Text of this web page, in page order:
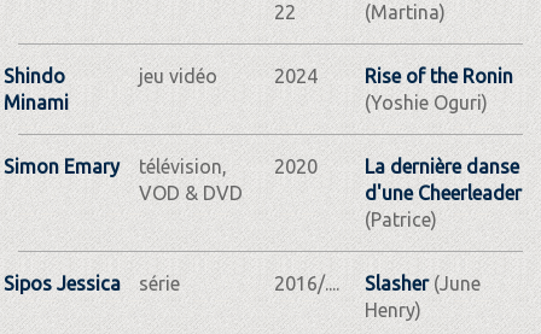
22
(Martina)
Shindo
Minami
jeu vidéo 2024
Rise of the Ronin
(Yoshie Oguri)
Simon Emary
télévision,
VOD & DVD
2020
La dernière danse
d'une Cheerleader
(Patrice)
Sipos Jessica série 2016/.... Slasher(June
Henry)